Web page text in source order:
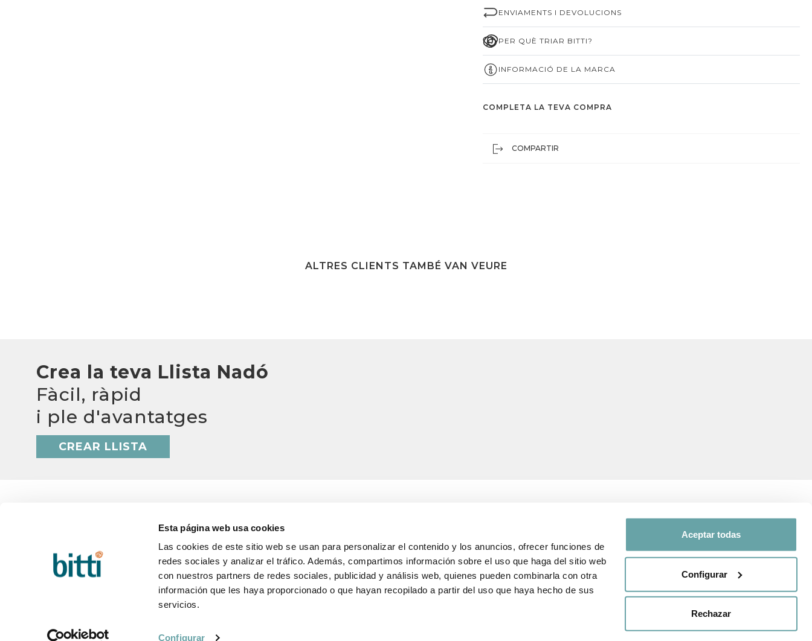
Esta página web usa cookies
Las cookies de este sitio web se usan para personalizar el contenido y los anuncios, ofrecer funciones de
redes sociales y analizar el tráfico. Además, compartimos información sobre el uso que haga del sitio web
con nuestros partners de redes sociales, publicidad y análisis web, quienes pueden combinarla con otra
información que les haya proporcionado o que hayan recopilado a partir del uso que haya hecho de sus
servicios.
Configurar
Aceptar todas
Configurar
Rechazar
ENVIAMENTS I DEVOLUCIONS
PER QUÈ TRIAR BITTI?
INFORMACIÓ DE LA MARCA
COMPLETA LA TEVA COMPRA
COMPARTIR
ALTRES CLIENTS TAMBÉ VAN VEURE
Crea la teva Llista Nadó
Fàcil, ràpid
i ple d'avantatges
CREAR LLISTA
Qui som?
Treballa amb nosaltres
AJUDA
Q&A
Terminis de lliurament
Postvenda
INFORMACIÓ LEGAL
Avís legal
Política de confidencialitat i de protecció
de dades
Política de cookies
SEGUEIX-NOS A
experiència amb nosaltres a